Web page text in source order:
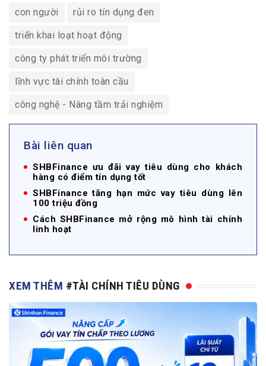
con người rủi ro tín dụng đen
triển khai loạt hoạt động
công ty phát triển môi trường
lĩnh vực tài chính toàn cầu
công nghệ - Nâng tầm trải nghiệm
Bài liên quan
SHBFinance ưu đãi vay tiêu dùng cho khách
hàng có điểm tín dụng tốt
SHBFinance tăng hạn mức vay tiêu dùng lên
100 triệu đồng
Cách SHBFinance mở rộng mô hình tài chính
linh hoạt
XEM THÊM #TÀI CHÍNH TIÊU DÙNG